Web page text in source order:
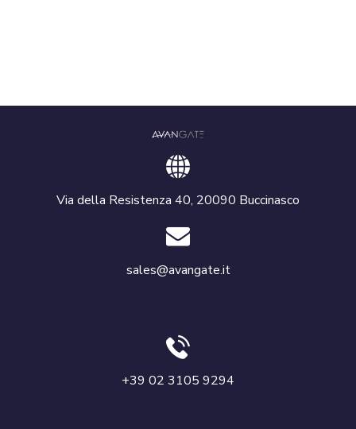
Via della Resistenza 40, 20090 Buccinasco
sales@avangate.it
+39 02 3105 9294